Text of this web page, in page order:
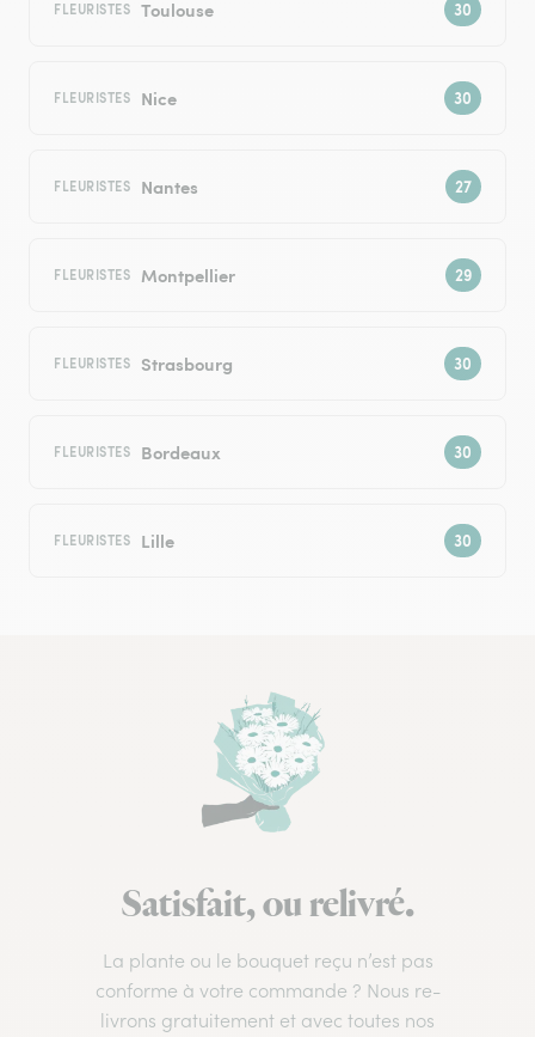
FLEURISTES Toulouse
FLEURISTES Nice
FLEURISTES Nantes
FLEURISTES Montpellier
FLEURISTES Strasbourg
FLEURISTES Bordeaux
FLEURISTES Lille
Satisfait, ou relivré.
La plante ou le bouquet reçu n’est pas
conforme à votre commande ? Nous re-
livrons gratuitement et avec toutes nos